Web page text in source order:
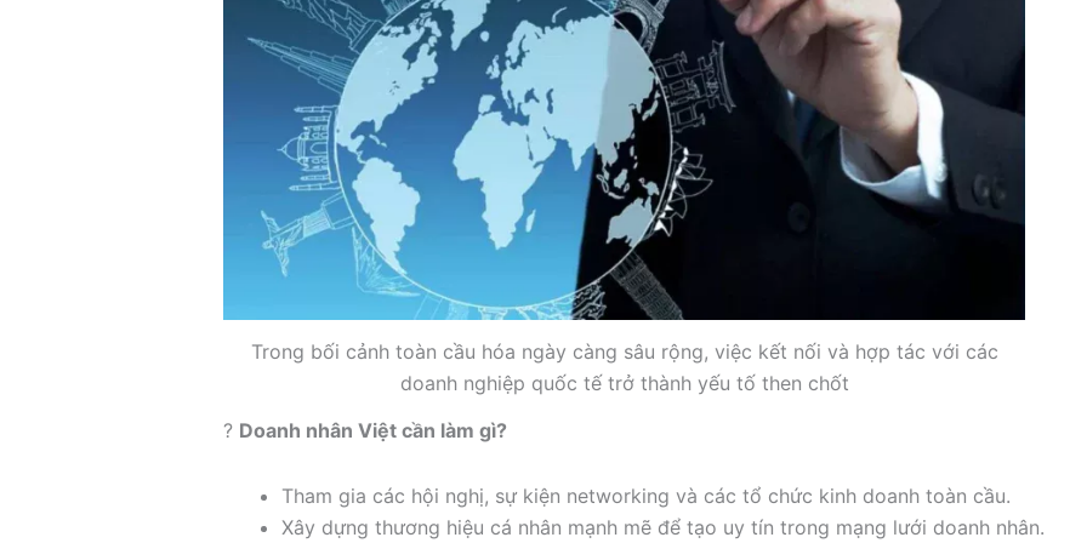
Trong bối cảnh toàn cầu hóa ngày càng sâu rộng, việc kết nối và hợp tác với các
doanh nghiệp quốc tế trở thành yếu tố then chốt
? Doanh nhân Việt cần làm gì?
Tham gia các hội nghị, sự kiện networking và các tổ chức kinh doanh toàn cầu.
Xây dựng thương hiệu cá nhân mạnh mẽ để tạo uy tín trong mạng lưới doanh nhân.